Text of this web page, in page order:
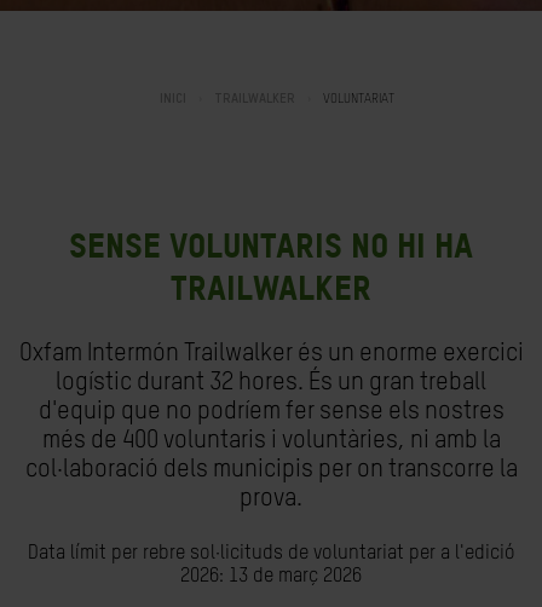
VOLUNTARIAT
Sense voluntaris no hi ha
Trailwalker
Oxfam Intermón Trailwalker és un enorme exercici
logístic durant 32 hores. És un gran treball
d'equip que no podríem fer sense els nostres
més de 400 voluntaris i voluntàries, ni amb la
col·laboració dels municipis per on transcorre la
prova.
Data límit per rebre sol·licituds de voluntariat per a l'edició
2026: 13 de març 2026